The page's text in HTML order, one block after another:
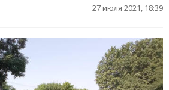
27 июля 2021, 18:39